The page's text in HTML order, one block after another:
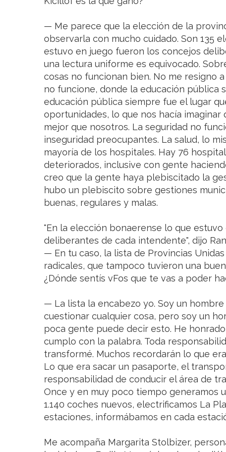
— Me parece que la elección de la
observarla con mucho cuidado. Son 135
estuvo en juego fueron los concejos
una lectura uniforme es equivocado.
cosas no funcionan bien. No me resigno
no funcione, donde la educación pública
educación pública siempre fue el lugar
oportunidades, lo que nos hacía
mejor que nosotros. La seguridad no
inseguridad preocupantes. La salud, lo
mayoría de los hospitales. Hay 76
deteriorados, inclusive con gente
creo que la gente haya plebiscitado la
hubo un plebiscito sobre gestiones
buenas, regulares y malas.
"En la elección bonaerense lo que
deliberantes de cada intendente", dijo
— En tu caso, la lista de Provincias
radicales, que tampoco tuvieron una
¿Dónde sentís vFos que te vas a poder
— La lista la encabezo yo. Soy un
cuestionar cualquier cosa, pero soy un
poca gente puede decir esto. He
cumplo con la palabra. Toda
transformé. Muchos recordarán lo que
Lo que era sacar un pasaporte, el
responsabilidad de conducir el área de
Once y en muy poco tiempo generamos
1.140 coches nuevos, electrificamos La
estaciones, informábamos en cada
Me acompaña Margarita Stolbizer,